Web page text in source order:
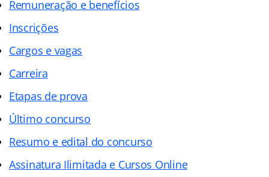
Remuneração e benefícios
Inscrições
Cargos e vagas
Carreira
Etapas de prova
Último concurso
Resumo e edital do concurso
Assinatura Ilimitada e Cursos Online